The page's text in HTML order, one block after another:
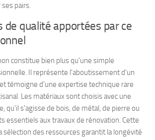
pairs.
de qualité apportées par ce
constitue bien plus qu'une simple
Il représente l'aboutissement d'un
témoigne d'une expertise technique rare
Les matériaux sont choisis avec une
qu'il s'agisse de bois, de métal, de pierre ou
essentiels aux travaux de rénovation. Cette
sélection des ressources garantit la longévité